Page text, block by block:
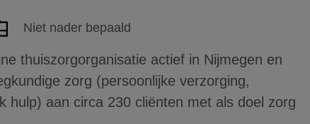
Niet nader bepaald
thuiszorgorganisatie actief in Nijmegen en
zorg (persoonlijke verzorging,
hulp) aan circa 230 cliënten met als doel zorg